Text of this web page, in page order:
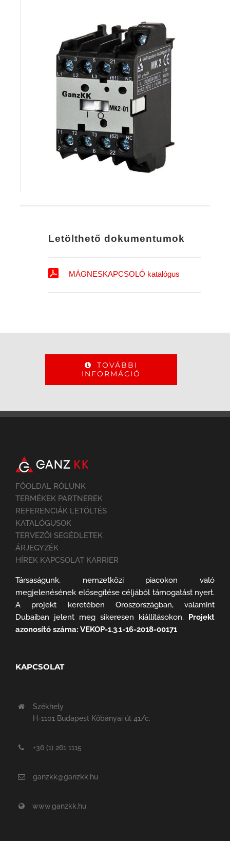
Letölthető dokumentumok
MÁGNESKAPCSOLÓ katalógus
TOVÁBBI
INFORMÁCIÓ
FŐOLDAL RÓLUNK
TERMÉKEK PARTNEREK
REFERENCIÁK LETÖLTÉS
KATALÓGUSOK
TERVEZŐI SEGÉDLETEK
ÁRJEGYZÉK
HÍREK KAPCSOLAT KARRIER
Társaságunk, nemzetközi piacokon való
megjelenésének elősegítése céljából támogatást nyert.
A projekt keretében Oroszországban, valamint
Dubaiban jelent meg sikeresen kiállításokon. Projekt
azonosító száma: VEKOP-1.3.1-16-2018-00171
KAPCSOLAT
Székhely
H-1101 Budapest Kőbányai út 41/c.
+36 (1) 261 1115
ganzkk@ganzkk.hu
www.ganzkk.hu